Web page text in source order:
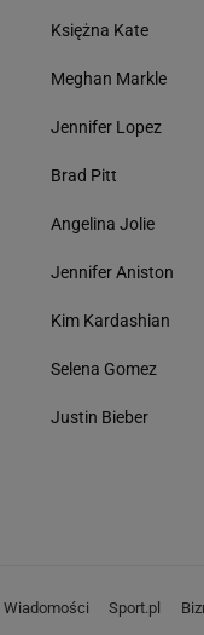
Księżna Kate
Meghan Markle
Jennifer Lopez
Brad Pitt
Angelina Jolie
Jennifer Aniston
Kim Kardashian
Selena Gomez
Justin Bieber
Wiadomości Sport.pl